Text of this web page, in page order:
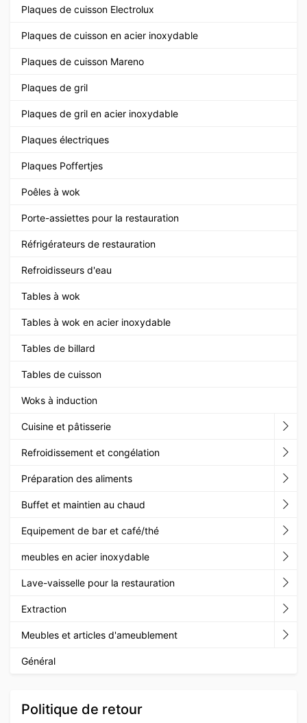
Plaques de cuisson Electrolux
Plaques de cuisson en acier inoxydable
Plaques de cuisson Mareno
Plaques de gril
Plaques de gril en acier inoxydable
Plaques électriques
Plaques Poffertjes
Poêles à wok
Porte-assiettes pour la restauration
Réfrigérateurs de restauration
Refroidisseurs d'eau
Tables à wok
Tables à wok en acier inoxydable
Tables de billard
Tables de cuisson
Woks à induction
Cuisine et pâtisserie
Refroidissement et congélation
Préparation des aliments
Buffet et maintien au chaud
Equipement de bar et café/thé
meubles en acier inoxydable
Lave-vaisselle pour la restauration
Extraction
Meubles et articles d'ameublement
Général
Politique de retour